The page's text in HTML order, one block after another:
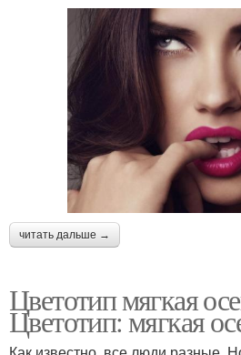
читать дальше →
Цветотип мягкая
Цветотип: мягкая